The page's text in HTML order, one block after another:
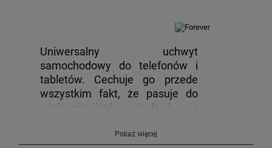
Uniwersalny uchwyt
samochodowy do telefonów i
tabletów. Cechuje go przede
wszystkim fakt, że pasuje do
wielu rozmiarów urządzeń oraz
ułatwia montaż na wielu
Pokaż więcej